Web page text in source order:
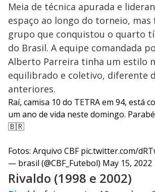
Meia de técnica apurada e
espaço ao longo do torneio, mas
grupo que conquistou o quarto
do Brasil. A equipe comandada
Alberto Parreira tinha um estilo
equilibrado e coletivo, diferente
anteriores.
Raí, camisa 10 do TETRA em 94, está
um ano de vida neste domingo.
🇧🇷
Fotos: Arquivo CBFpic.twitter.com/
— brasil (@CBF_Futebol) May 15, 2022
Rivaldo (1998 e 2002)